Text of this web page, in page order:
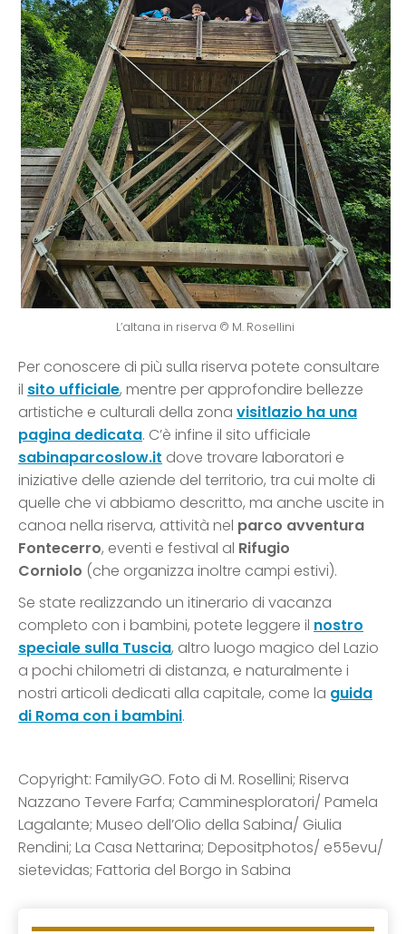
L’altana in riserva © M. Rosellini
Per conoscere di più sulla riserva potete consultare
il sito ufficiale, mentre per approfondire bellezze
artistiche e culturali della zona visitlazio ha una
pagina dedicata. C’è infine il sito ufficiale
sabinaparcoslow.it dove trovare laboratori e
iniziative delle aziende del territorio, tra cui molte di
quelle che vi abbiamo descritto, ma anche uscite in
canoa nella riserva, attività nel parco avventura
Fontecerro, eventi e festival al Rifugio
Corniolo (che organizza inoltre campi estivi).
Se state realizzando un itinerario di vacanza
completo con i bambini, potete leggere il nostro
speciale sulla Tuscia, altro luogo magico del Lazio
a pochi chilometri di distanza, e naturalmente i
nostri articoli dedicati alla capitale, come la guida
di Roma con i bambini.
Copyright: FamilyGO. Foto di M. Rosellini; Riserva
Nazzano Tevere Farfa; Camminesploratori/ Pamela
Lagalante; Museo dell’Olio della Sabina/ Giulia
Rendini; La Casa Nettarina; Depositphotos/ e55evu/
sietevidas; Fattoria del Borgo in Sabina